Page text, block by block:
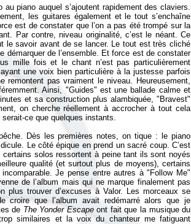
piano auquel s’ajoutent rapidement des claviers.
les guitares également et le tout s’enchaîne
est de constater que l’on a pas été trompé sur la
Par contre, niveau originalité, c’est le néant. Ce
le savoir avant de se lancer. Le tout est très cliché
de l’ensemble. Et force est de constater
mille fois et le chant n’est pas particulièrement
une voix bien particulière à la justesse parfois
pas vraiment le niveau. Heureusement,
Ainsi, "Guides" est une ballade calme et
et sa construction plus alambiquée, "Bravest"
on cherche réellement à accrocher à tout cela
ce que quelques instants.
Dès les premières notes, on tique : le piano
Le côté épique en prend un sacré coup. C’est
solos ressortent à peine tant ils sont noyés
qualité (et surtout plus de moyens), certains
Je pense entre autres à "Follow Me"
de l’album mais qui ne marque finalement pas
trouver d’excuses à Valor. Les morceaux se
croire que l’album avait redémarré alors que je
de The Yonder Escapeont fait que la musique du
similaires et la voix du chanteur me fatiguant